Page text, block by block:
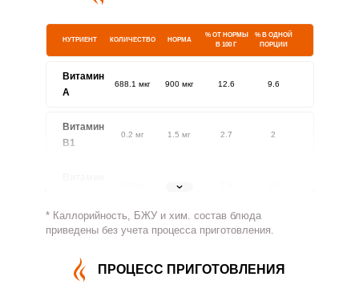
НУТРИЕНТ КОЛИЧЕСТВО НОРМА
% ОТ НОРМЫ
В 100 Г
% В ОДНОЙ
ПОРЦИИ
Витамин
A
688.1 мкг 900 мкг 12.6 9.6
Витамин
В1
0.2 мг 1.5 мг 2.7 2
1.8 мг
Витамин
7.6 мг 500 мг 0.3 0.2
Витамин
* Каллорийность, БЖУ и хим. состав блюда
приведены без учета процесса приготовления.
ПРОЦЕСС ПРИГОТОВЛЕНИЯ